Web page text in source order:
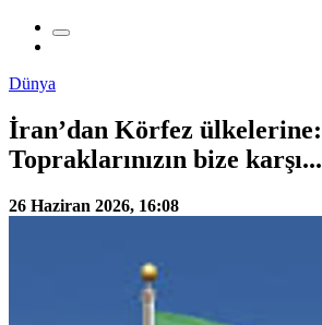
Dünya
İran’dan Körfez ülkelerine:
Topraklarınızın bize karşı...
26 Haziran 2026, 16:08